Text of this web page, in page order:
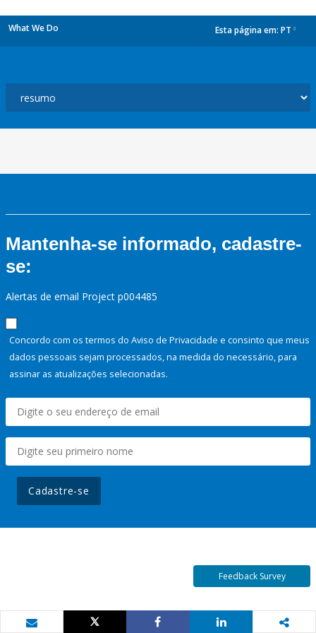
What We Do Esta página em: PT
Mantenha-se informado, cadastre-
se:
Alertas de email Project p004485
Concordo com os termos do Aviso de Privacidade e consinto que meus
dados pessoais sejam processados, na medida do necessário, para
assinar as atualizações selecionadas.
Cadastre-se
Feedback Survey